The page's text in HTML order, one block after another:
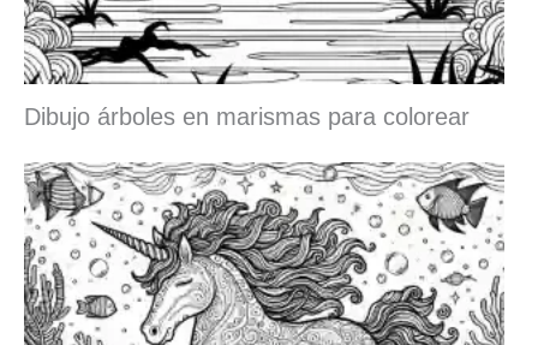
Dibujo árboles en marismas para colorear